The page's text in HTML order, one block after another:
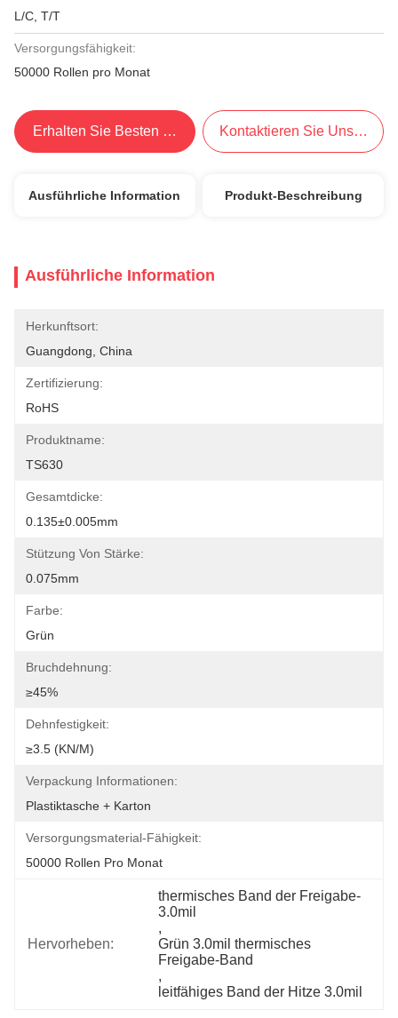
L/C, T/T
Versorgungsfähigkeit:
50000 Rollen pro Monat
Erhalten Sie Besten Preis Kontaktieren Sie Uns Jetzt
Ausführliche Information Produkt-Beschreibung
Ausführliche Information
Herkunftsort:
Guangdong, China
Zertifizierung:
RoHS
Produktname:
TS630
Gesamtdicke:
0.135±0.005mm
Stützung Von Stärke:
0.075mm
Farbe:
Grün
Bruchdehnung:
≥45%
Dehnfestigkeit:
≥3.5 (KN/M)
Verpackung Informationen:
Plastiktasche + Karton
Versorgungsmaterial-Fähigkeit:
50000 Rollen Pro Monat
Hervorheben:
thermisches Band der Freigabe-
3.0mil
,
Grün 3.0mil thermisches
Freigabe-Band
,
leitfähiges Band der Hitze 3.0mil